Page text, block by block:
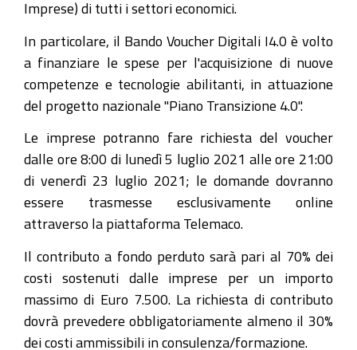
Imprese) di tutti i settori economici.
In particolare, il Bando Voucher Digitali I4.0 è volto
a finanziare le spese per l'acquisizione di nuove
competenze e tecnologie abilitanti, in attuazione
del progetto nazionale "Piano Transizione 4.0".
Le imprese potranno fare richiesta del voucher
dalle ore 8:00 di lunedì 5 luglio 2021 alle ore 21:00
di venerdì 23 luglio 2021; le domande dovranno
essere trasmesse esclusivamente online
attraverso la piattaforma Telemaco.
Il contributo a fondo perduto sarà pari al 70% dei
costi sostenuti dalle imprese per un importo
massimo di Euro 7.500. La richiesta di contributo
dovrà prevedere obbligatoriamente almeno il 30%
dei costi ammissibili in consulenza/formazione.